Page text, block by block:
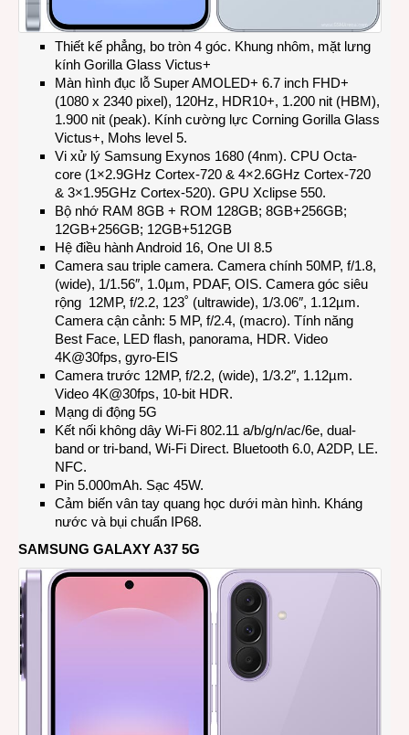
Thiết kế phẳng, bo tròn 4 góc. Khung nhôm, mặt lưng
kính Gorilla Glass Victus+
Màn hình đục lỗ Super AMOLED+ 6.7 inch FHD+
(1080 x 2340 pixel), 120Hz, HDR10+, 1.200 nit (HBM),
1.900 nit (peak). Kính cường lực Corning Gorilla Glass
Victus+, Mohs level 5.
Vi xử lý Samsung Exynos 1680 (4nm). CPU Octa-
core (1×2.9GHz Cortex-720 & 4×2.6GHz Cortex-720
& 3×1.95GHz Cortex-520). GPU Xclipse 550.
Bộ nhớ RAM 8GB + ROM 128GB; 8GB+256GB;
12GB+256GB; 12GB+512GB
Hệ điều hành Android 16, One UI 8.5
Camera sau triple camera. Camera chính 50MP, f/1.8,
(wide), 1/1.56″, 1.0µm, PDAF, OIS. Camera góc siêu
rộng 12MP, f/2.2, 123˚ (ultrawide), 1/3.06″, 1.12µm.
Camera cận cảnh: 5 MP, f/2.4, (macro). Tính năng
Best Face, LED flash, panorama, HDR. Video
4K@30fps, gyro-EIS
Camera trước 12MP, f/2.2, (wide), 1/3.2″, 1.12µm.
Video 4K@30fps, 10-bit HDR.
Mạng di động 5G
Kết nối không dây Wi-Fi 802.11 a/b/g/n/ac/6e, dual-
band or tri-band, Wi-Fi Direct. Bluetooth 6.0, A2DP, LE.
NFC.
Pin 5.000mAh. Sạc 45W.
Cảm biến vân tay quang học dưới màn hình. Kháng
nước và bụi chuẩn IP68.
SAMSUNG GALAXY A37 5G